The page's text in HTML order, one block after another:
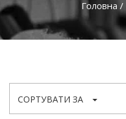
Головна /
СОРТУВАТИ ЗА